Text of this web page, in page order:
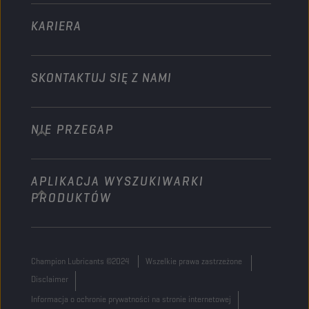
KARIERA
SKONTAKTUJ SIĘ Z NAMI
info@championlubes.com
+32 3 870 00 20
Georges Gilliotstraat, 52 2620 Hemiksem
Belgium
NIE PRZEGAP
APLIKACJA WYSZUKIWARKI
PRODUKTÓW
Champion Lubricants ©2024
Wszelkie prawa zastrzeżone
Disclaimer
Informacja o ochronie prywatności na stronie internetowej